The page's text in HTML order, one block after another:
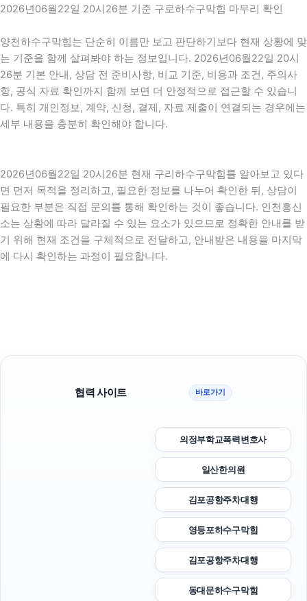
2026년06월22일 20시26분 기준 구로하수구막힘 마무리 확인
양천하수구막힘는 단순히 이름만 보고 판단하기보다 현재 상황에 맞
는 기준을 함께 살펴봐야 하는 정보입니다. 2026년06월22일 20시
26분 기본 안내, 상담 전 준비사항, 비교 기준, 비용과 조건, 주의사
항, 공식 자료 확인까지 함께 보면 더 안정적으로 접근할 수 있습니
다. 특히 개인정보, 계약, 신청, 결제, 자료 제출이 연결되는 경우에는
세부 내용을 충분히 확인해야 합니다.
2026년06월22일 20시26분 현재 구리하수구막힘를 알아보고 있다
면 먼저 목적을 정리하고, 필요한 정보를 나누어 확인한 뒤, 상담이
필요한 부분은 직접 문의를 통해 확인하는 것이 좋습니다. 인천흥신
소는 상황에 따라 달라질 수 있는 요소가 있으므로 정확한 안내를 받
기 위해 현재 조건을 구체적으로 전달하고, 안내받은 내용을 마지막
에 다시 확인하는 과정이 필요합니다.
협력 사이트 바로가기
의정부학교폭력변호사
일산한의원
김포공항주차대행
영등포하수구막힘
김포공항주차대행
동대문하수구막힘